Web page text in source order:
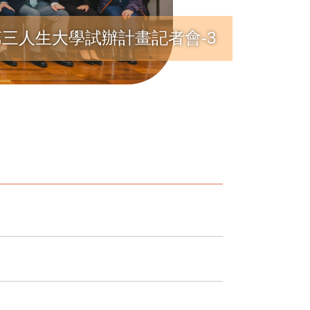
人生大學試辦計畫記者會-3